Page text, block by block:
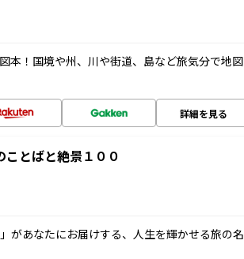
本！国境や州、川や街道、島など旅気分で地図
詳細を見る
とばと絶景１００
があなたにお届けする、人生を輝かせる旅の名